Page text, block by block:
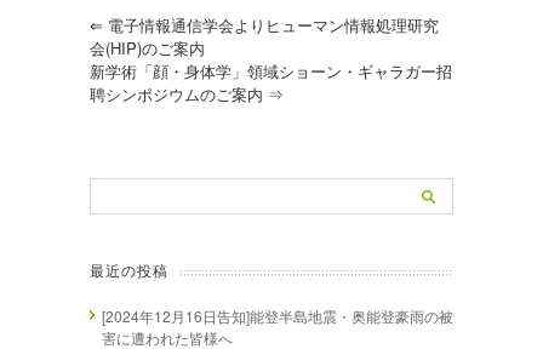
⇐ 電子情報通信学会よりヒューマン情報処理研究
会(HIP)のご案内
新学術「顔・身体学」領域ショーン・ギャラガー招
聘シンポジウムのご案内 ⇒
最近の投稿
[2024年12月16日告知]能登半島地震・奥能登豪雨の被
害に遭われた皆様へ